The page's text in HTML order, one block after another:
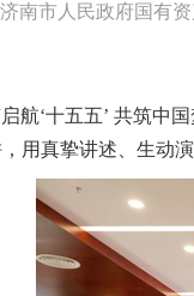
南市人民政府国有
航‘十五五’ 共筑中
用真挚讲述、生动